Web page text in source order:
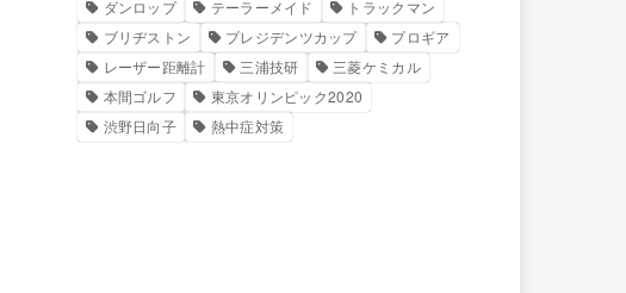
ダンロップ
テーラーメイド
トラックマン
ブリヂストン
プレジデンツカップ
プロギア
レーザー距離計
三浦技研
三菱ケミカル
本間ゴルフ
東京オリンピック2020
渋野日向子
熱中症対策